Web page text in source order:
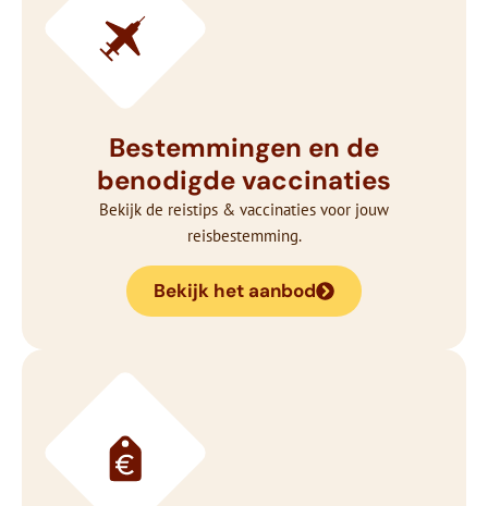
Bestemmingen en de
benodigde vaccinaties
Bekijk de reistips & vaccinaties voor jouw
reisbestemming.
Bekijk het aanbod